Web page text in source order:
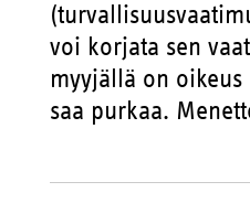
voi korjata sen
myyjällä on
saa purkaa.